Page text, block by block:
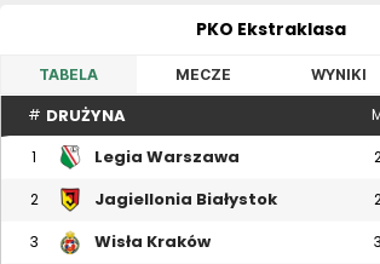
PKO Ekstraklasa
TABELA MECZE WYNIKI
# DRUŻYNA
1 Legia Warszawa
2 Jagiellonia Białystok
3 Wisła Kraków 3